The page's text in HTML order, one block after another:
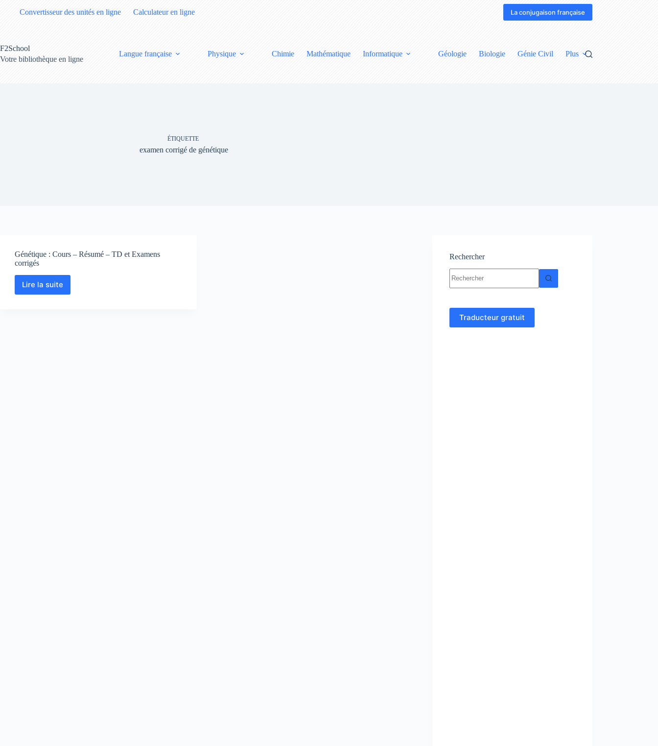
Convertisseur des unités en ligne Calculateur en ligne La conjugaison française
F2School
Votre bibliothèque en ligne
Langue française Physique Chimie Mathématique Informatique Géologie Biologie Génie Civil Plus
ÉTIQUETTE
examen corrigé de génétique
Génétique : Cours – Résumé – TD et Examens
corrigés
Lire la suite
Génétique
Rechercher
résultat
Traducteur gratuit